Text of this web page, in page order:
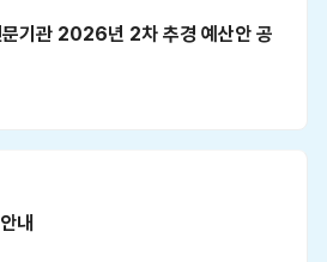
기관 2026년 2차 추경 예산안 공
내